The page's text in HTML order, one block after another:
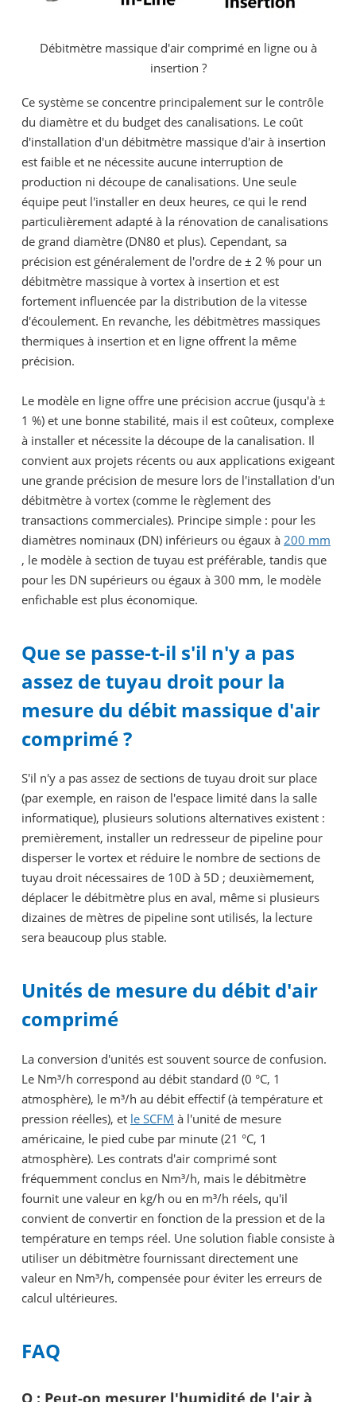
Débitmètre massique d'air comprimé en ligne ou à
insertion ?
Ce système se concentre principalement sur le contrôle
du diamètre et du budget des canalisations. Le coût
d'installation d'un débitmètre massique d'air à insertion
est faible et ne nécessite aucune interruption de
production ni découpe de canalisations. Une seule
équipe peut l'installer en deux heures, ce qui le rend
particulièrement adapté à la rénovation de canalisations
de grand diamètre (DN80 et plus). Cependant, sa
précision est généralement de l'ordre de ± 2 % pour un
débitmètre massique à vortex à insertion et est
fortement influencée par la distribution de la vitesse
d'écoulement. En revanche, les débitmètres massiques
thermiques à insertion et en ligne offrent la même
précision.
Le modèle en ligne offre une précision accrue (jusqu'à ±
1 %) et une bonne stabilité, mais il est coûteux, complexe
à installer et nécessite la découpe de la canalisation. Il
convient aux projets récents ou aux applications exigeant
une grande précision de mesure lors de l'installation d'un
débitmètre à vortex (comme le règlement des
transactions commerciales). Principe simple : pour les
diamètres nominaux (DN) inférieurs ou égaux à 200 mm
, le modèle à section de tuyau est préférable, tandis que
pour les DN supérieurs ou égaux à 300 mm, le modèle
enfichable est plus économique.
Que se passe-t-il s'il n'y a pas
assez de tuyau droit pour la
mesure du débit massique d'air
comprimé ?
S'il n'y a pas assez de sections de tuyau droit sur place
(par exemple, en raison de l'espace limité dans la salle
informatique), plusieurs solutions alternatives existent :
premièrement, installer un redresseur de pipeline pour
disperser le vortex et réduire le nombre de sections de
tuyau droit nécessaires de 10D à 5D ; deuxièmement,
déplacer le débitmètre plus en aval, même si plusieurs
dizaines de mètres de pipeline sont utilisés, la lecture
sera beaucoup plus stable.
Unités de mesure du débit d'air
comprimé
La conversion d'unités est souvent source de confusion.
Le Nm³/h correspond au débit standard (0 °C, 1
atmosphère), le m³/h au débit effectif (à température et
pression réelles), et le SCFM à l'unité de mesure
américaine, le pied cube par minute (21 °C, 1
atmosphère). Les contrats d'air comprimé sont
fréquemment conclus en Nm³/h, mais le débitmètre
fournit une valeur en kg/h ou en m³/h réels, qu'il
convient de convertir en fonction de la pression et de la
température en temps réel. Une solution fiable consiste à
utiliser un débitmètre fournissant directement une
valeur en Nm³/h, compensée pour éviter les erreurs de
calcul ultérieures.
FAQ
Q : Peut-on mesurer l'humidité de l'air à